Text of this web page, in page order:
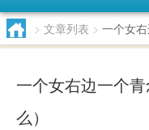
> 文章列表 > 一个女
一个女右边一个
么）